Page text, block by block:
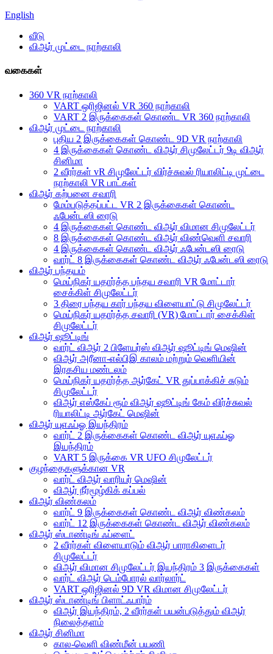
English
வீடு
விஆர் முட்டை நாற்காலி
வகைகள்
360 VR நாற்காலி
VART ஒரிஜினல் VR 360 நாற்காலி
VART 2 இருக்கைகள் கொண்ட VR 360 நாற்காலி
விஆர் முட்டை நாற்காலி
புதிய 2 இருக்கைகள் கொண்ட 9D VR நாற்காலி
4 இருக்கைகள் கொண்ட விஆர் சிமுலேட்டர் 9டி விஆர்
சினிமா
2 வீரர்கள் vR சிமுலேட்டர் விர்ச்சுவல் ரியாலிட்டி முட்டை
நாற்காலி VR பாட்கள்
விஆர் கற்பனை சவாரி
மேம்படுத்தப்பட்ட VR 2 இருக்கைகள் கொண்ட
ஃபேன்டஸி ரைடு
4 இருக்கைகள் கொண்ட விஆர் விமான சிமுலேட்டர்
8 இருக்கைகள் கொண்ட விஆர் விண்வெளி சவாரி
4 இருக்கைகள் கொண்ட விஆர் ஃபேன்டஸி ரைடு
வார்ட் 8 இருக்கைகள் கொண்ட விஆர் ஃபேன்டஸி ரைடு
விஆர் பந்தயம்
மெய்நிகர் யதார்த்த பந்தய சவாரி VR மோட்டார்
சைக்கிள் சிமுலேட்டர்
3 திரை பந்தய கார் பந்தய விளையாட்டு சிமுலேட்டர்
மெய்நிகர் யதார்த்த சவாரி (VR) மோட்டார் சைக்கிள்
சிமுலேட்டர்
விஆர் ஷூட்டிங்
வார்ட் விஆர் 2 பிளேயர்ஸ் விஆர் ஷூட்டிங் மெஷின்
விஆர் அரீனா-எல்பிஇ காலம் மற்றும் வெளியின்
இரகசிய மண்டலம்
மெய்நிகர் யதார்த்த ஆர்கேட் VR துப்பாக்கிச் சுடும்
சிமுலேட்டர்
விஆர் எஸ்கேப் ரூம் விஆர் ஷூட்டிங் கேம் விர்ச்சுவல்
ரியாலிட்டி ஆர்கேட் மெஷின்
விஆர் யுஎஃப்ஓ இயந்திரம்
வார்ட் 2 இருக்கைகள் கொண்ட விஆர் யுஎஃப்ஓ
இயந்திரம்
VART 5 இருக்கை VR UFO சிமுலேட்டர்
குழந்தைகளுக்கான VR
வார்ட் விஆர் வாரியர் மெஷின்
விஆர் நீர்மூழ்கிக் கப்பல்
விஆர் விண்கலம்
வார்ட் 9 இருக்கைகள் கொண்ட விஆர் விண்கலம்
வார்ட் 12 இருக்கைகள் கொண்ட விஆர் விண்கலம்
விஆர் ஸ்டாண்டிங் ஃப்ளைட்
2 வீரர்கள் விளையாடும் விஆர் பாராகிளைடர்
சிமுலேட்டர்
விஆர் விமான சிமுலேட்டர் இயந்திரம் 3 இருக்கைகள்
வார்ட் விஆர் டெம்போரல் வார்லார்ட்
VART ஒரிஜினல் 9D VR விமான சிமுலேட்டர்
விஆர் ஸ்டாண்டிங் பிளாட்ஃபார்ம்
விஆர் இயந்திரம், 2 வீரர்கள் பயன்படுத்தும் விஆர்
நிலைத்தளம்
விஆர் சினிமா
கால-வெளி விண்மீன் பயணி